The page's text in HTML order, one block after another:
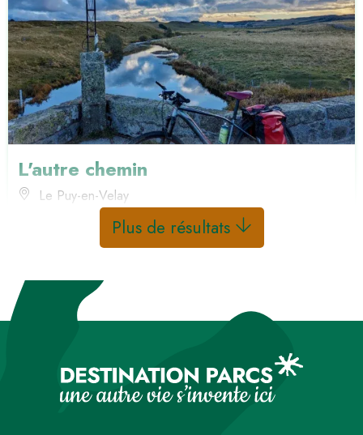
L'autre chemin
Le Puy-en-Velay
Plus de résultats